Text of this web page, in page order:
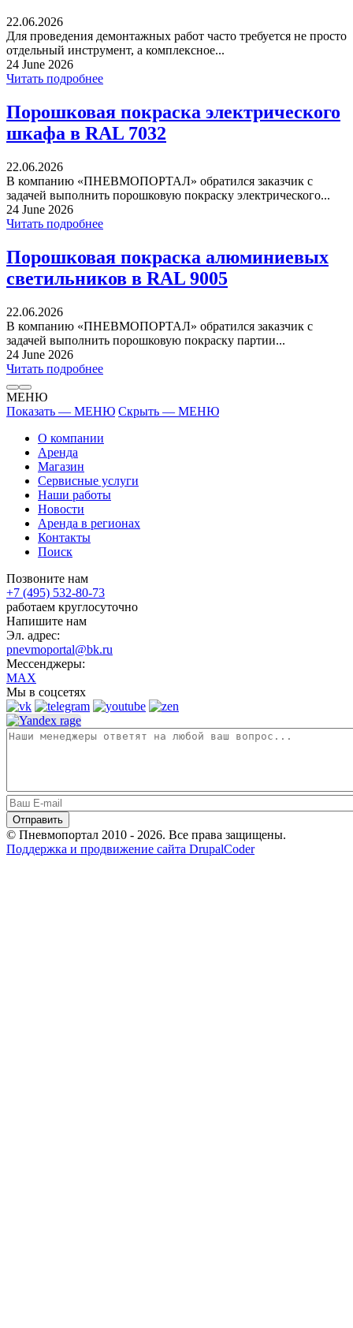
22.06.2026
Для проведения демонтажных работ часто требуется не просто
отдельный инструмент, а комплексное...
24 June 2026
Читать подробнее
Порошковая покраска электрического
шкафа в RAL 7032
22.06.2026
В компанию «ПНЕВМОПОРТАЛ» обратился заказчик с
задачей выполнить порошковую покраску электрического...
24 June 2026
Читать подробнее
Порошковая покраска алюминиевых
светильников в RAL 9005
22.06.2026
В компанию «ПНЕВМОПОРТАЛ» обратился заказчик с
задачей выполнить порошковую покраску партии...
24 June 2026
Читать подробнее
МЕНЮ
Показать — МЕНЮ Скрыть — МЕНЮ
О компании
Аренда
Магазин
Сервисные услуги
Наши работы
Новости
Аренда в регионах
Контакты
Поиск
Позвоните нам
+7 (495) 532-80-73
работаем круглосуточно
Напишите нам
Эл. адрес:
pnevmoportal@bk.ru
Мессенджеры:
MAX
Мы в соцсетях
© Пневмопортал 2010 - 2026. Все права защищены.
Поддержка и продвижение сайта DrupalCoder